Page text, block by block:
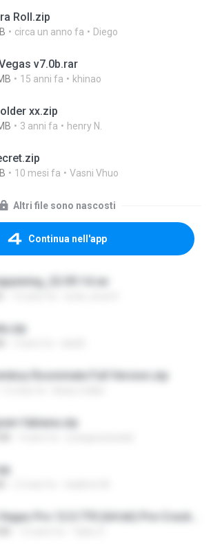
Roll.zip
circa un anno fa Diego
v7.0b.rar
15 anni fa khinao
xx.zip
3 anni fa henry N.
10 mesi fa Vasni Vhuo
Altri file sono nascosti
Continua nell'app
Roommate Full Version.zip
fabiana.zip